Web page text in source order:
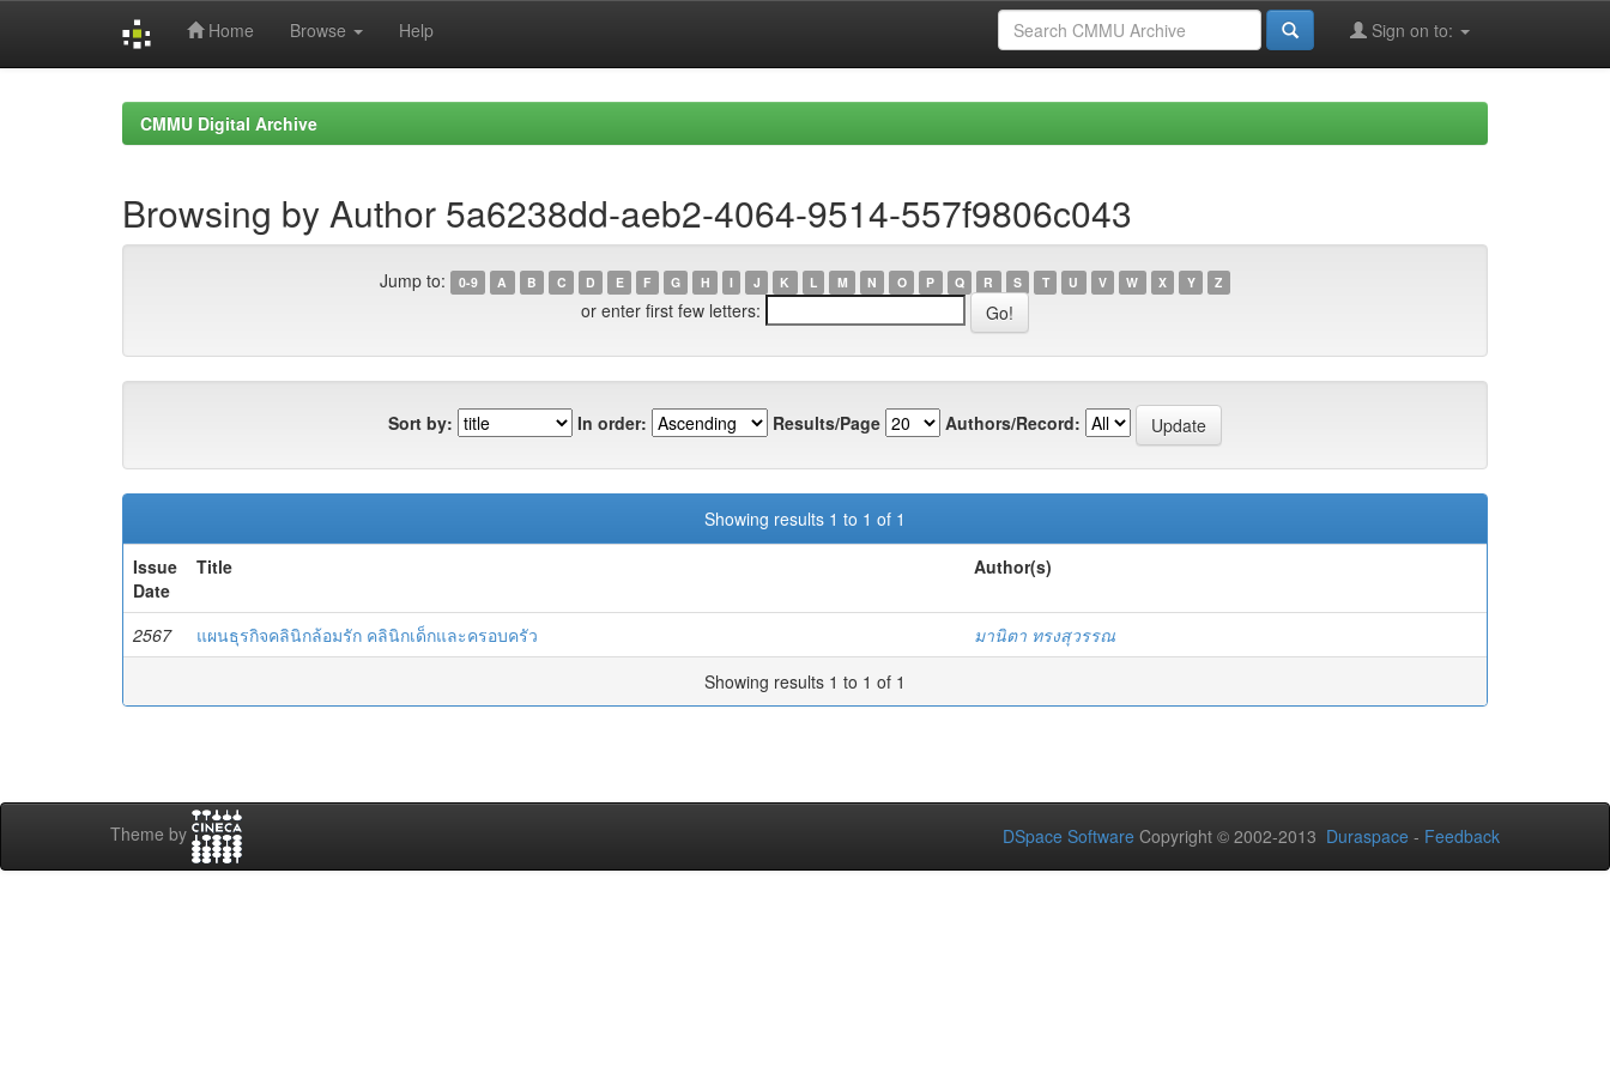
Home Browse Help Sign on to:
CMMU Digital Archive
Browsing by Author 5a6238dd-aeb2-4064-9514-557f9806c043
Jump to: 0-9 A B C D E F G H I J K L M N O P Q R S T U V W X Y Z
or enter first few letters:
Sort by: In order: Results/Page Authors/Record:
Showing results 1 to 1 of 1
Issue
Date
Title Author(s)
2567 แผนธุรกิจคลินิกล้อมรัก คลินิกเด็กและครอบครัว
มานิตา ทรงสุวรรณ
Showing results 1 to 1 of 1
Theme by DSpace Software Copyright © 2002-2013 Duraspace - Feedback